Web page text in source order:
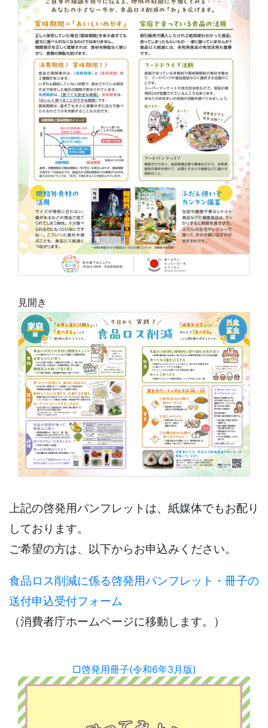
見開き
上記の啓発用パンフレットは、紙媒体でもお配り
しております。
ご希望の方は、以下からお申込みください。
食品ロス削減に係る啓発用パンフレット・冊子の
送付申込受付フォーム
（消費者庁ホームページに移動します。）
□啓発用冊子(令和6年3月版)